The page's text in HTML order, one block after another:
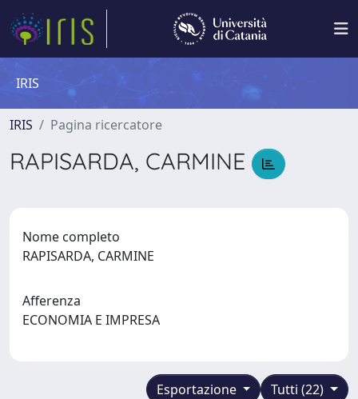
IRIS
IRIS Pagina ricercatore
RAPISARDA, CARMINE
Nome completo
RAPISARDA, CARMINE
Afferenza
ECONOMIA E IMPRESA
Tutti (22)
Esportazione